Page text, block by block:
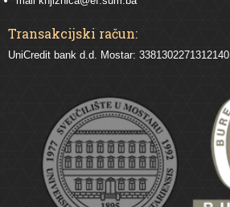
Transakcijski račun:
UniCredit bank d.d. Mostar: 3381302271312140